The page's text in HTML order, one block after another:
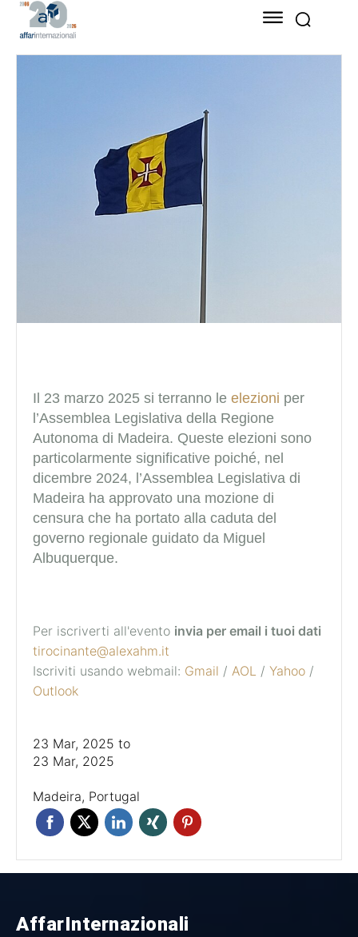
Il 23 marzo 2025 si terranno le elezioni per
l’Assemblea Legislativa della Regione
Autonoma di Madeira. Queste elezioni sono
particolarmente significative poiché, nel
dicembre 2024, l’Assemblea Legislativa di
Madeira ha approvato una mozione di
censura che ha portato alla caduta del
governo regionale guidato da Miguel
Albuquerque.
Per iscriverti all'evento invia per email i tuoi dati
tirocinante@alexahm.it
Iscriviti usando webmail: Gmail / AOL / Yahoo /
Outlook
23 Mar, 2025 to
23 Mar, 2025
Madeira, Portugal
AffarInternazionali